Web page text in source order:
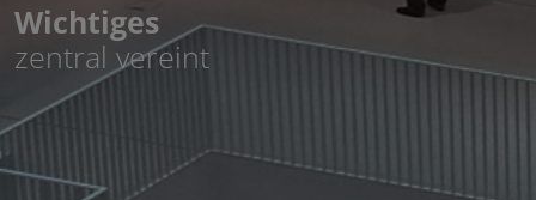
Wichtiges
zentral vereint